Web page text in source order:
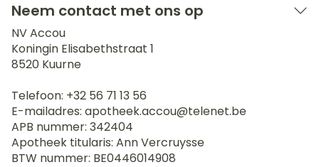
Neem contact met ons op
NV Accou
Koningin Elisabethstraat 1
8520 Kuurne
Telefoon: +32 56 71 13 56
E-mailadres: apotheek.accou@telenet.be
APB nummer: 342404
Apotheek titularis: Ann Vercruysse
BTW nummer: BE0446014908